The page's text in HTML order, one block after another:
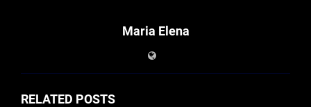
Maria Elena
RELATED POSTS